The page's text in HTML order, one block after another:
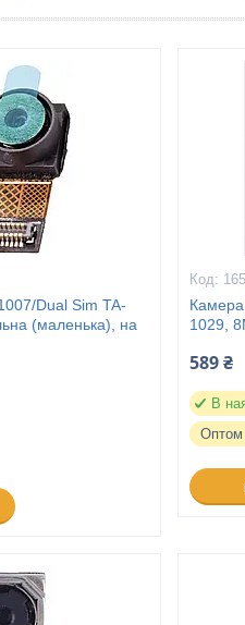
Dual Sim TA-
(маленька), на
1029,
589 ₴
В
Оптом